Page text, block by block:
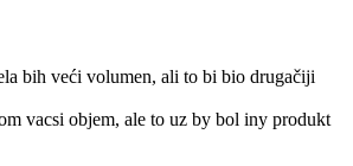
bih veći volumen, ali to bi bio drugačiji
vacsi objem, ale to uz by bol iny produkt